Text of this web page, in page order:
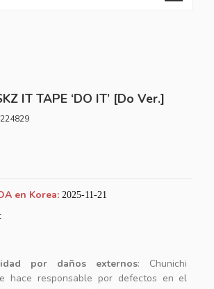
IT TAPE ‘DO IT’ [Do Ver.]
en Korea: 2025-11-21
por daños externos: Chunichi
hace responsable por defectos en el